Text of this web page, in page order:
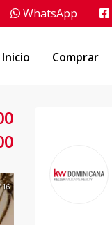
WhatsApp
Inicio Comprar
16